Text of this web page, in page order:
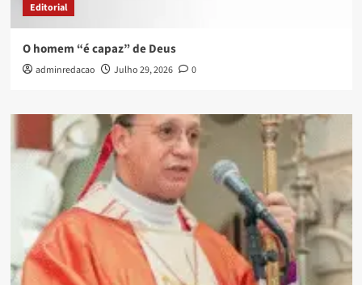
Editorial
O homem “é capaz” de Deus
adminredacao Julho 29, 2026 0